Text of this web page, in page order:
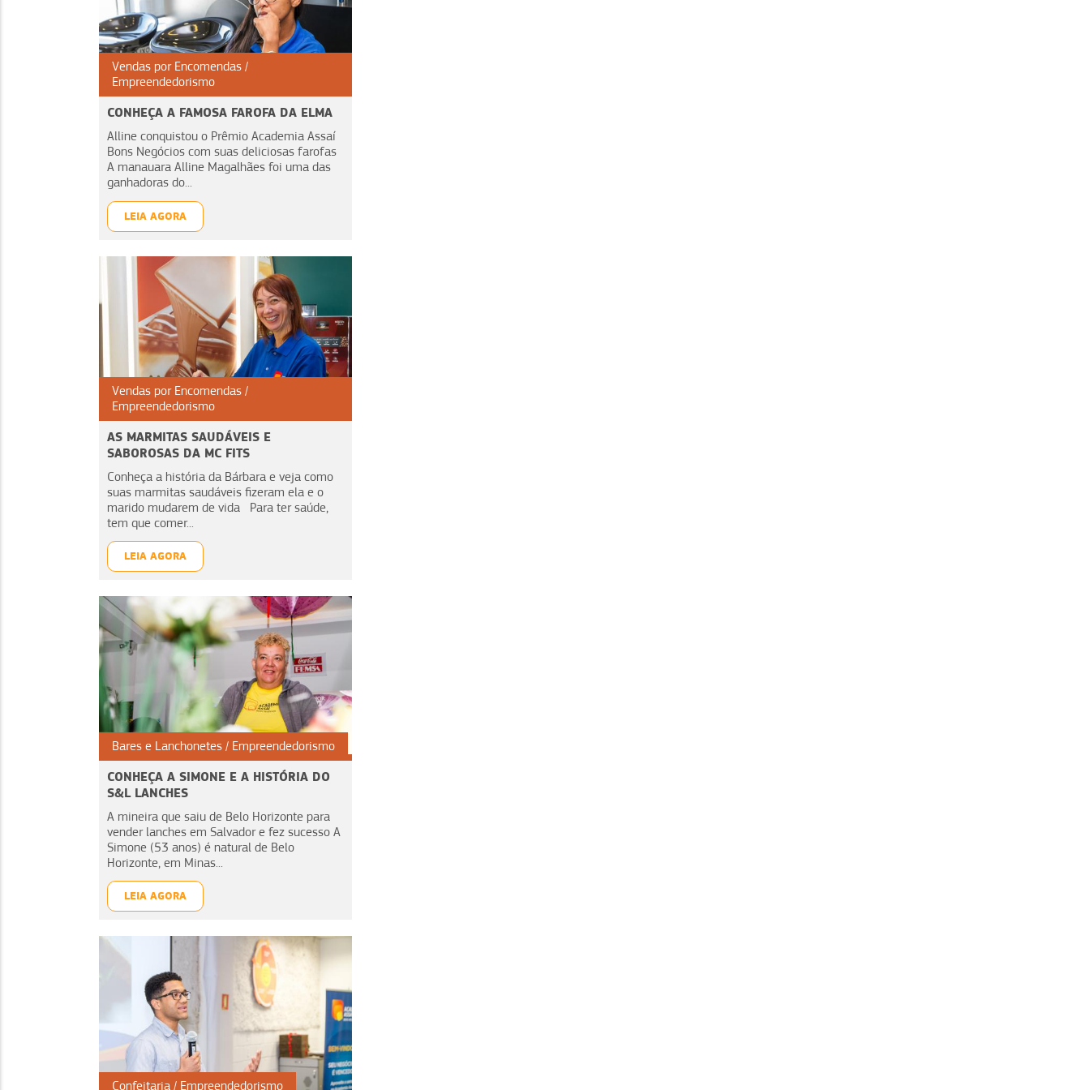
Vendas por Encomendas
Empreendedorismo
CONHEÇA A FAMOSA FAROFA DA ELMA
Alline conquistou o Prêmio Academia Assaí
Bons Negócios com suas deliciosas farofas
A manauara Alline Magalhães foi uma das
ganhadoras do...
LEIA AGORA
Vendas por Encomendas
Empreendedorismo
AS MARMITAS SAUDÁVEIS E
SABOROSAS DA MC FITS
Conheça a história da Bárbara e veja como
suas marmitas saudáveis fizeram ela e o
marido mudarem de vida Para ter saúde,
tem que comer...
LEIA AGORA
Bares e Lanchonetes Empreendedorismo
CONHEÇA A SIMONE E A HISTÓRIA DO
S&L LANCHES
A mineira que saiu de Belo Horizonte para
vender lanches em Salvador e fez sucesso A
Simone (53 anos) é natural de Belo
Horizonte, em Minas...
LEIA AGORA
Confeitaria Empreendedorismo